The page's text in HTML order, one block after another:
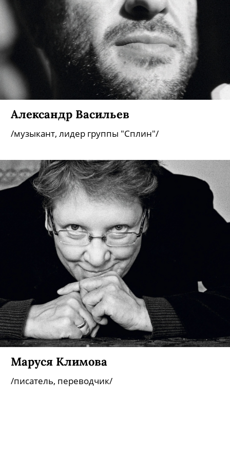
Александр Васильев
/музыкант, лидер группы "Сплин"/
Маруся Климова
/писатель, переводчик/